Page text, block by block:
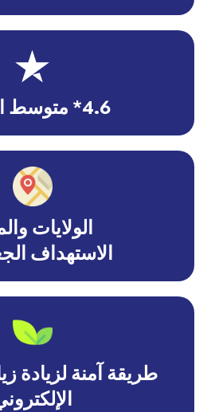
4.6* متوسط التقييم
الولايات
الاستهداف
طريقة آمنة لزيادة